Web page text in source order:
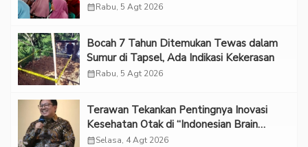
calendar_monthRabu, 5 Agt 2026
Bocah 7 Tahun Ditemukan Tewas dalam
Sumur di Tapsel, Ada Indikasi Kekerasan
calendar_monthRabu, 5 Agt 2026
Terawan Tekankan Pentingnya Inovasi
Kesehatan Otak di “Indonesian Brain
Forum 2026 UPN Veteran Jakarta”
calendar_monthSelasa, 4 Agt 2026